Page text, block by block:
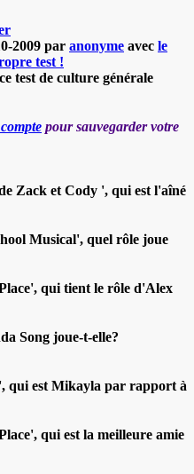
2009 par anonyme avec le
test !
test de culture générale
pour sauvegarder votre
Zack et Cody ', qui est l'aîné
Musical', quel rôle joue
qui tient le rôle d'Alex
Song joue-t-elle?
qui est Mikayla par rapport à
qui est la meilleure amie